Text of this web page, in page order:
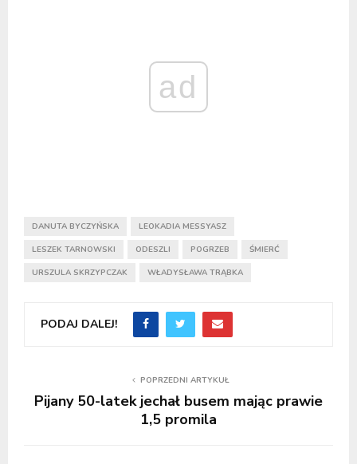
ad
DANUTA BYCZYŃSKA LEOKADIA MESSYASZ
LESZEK TARNOWSKI ODESZLI POGRZEB ŚMIERĆ
URSZULA SKRZYPCZAK WŁADYSŁAWA TRĄBKA
PODAJ DALEJ!
POPRZEDNI ARTYKUŁ
Pijany 50-latek jechał busem mając prawie
1,5 promila